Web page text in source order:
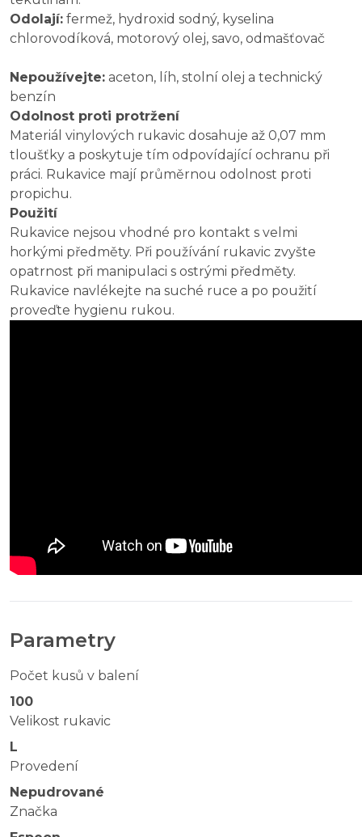
Odolají: fermež, hydroxid sodný, kyselina
chlorovodíková, motorový olej, savo, odmašťovač
Nepoužívejte: aceton, líh, stolní olej a technický
benzín
Odolnost proti protržení
Materiál vinylových rukavic dosahuje až 0,07 mm
tloušťky a poskytuje tím odpovídající ochranu při
práci. Rukavice mají průměrnou odolnost proti
propichu.
Použití
Rukavice nejsou vhodné pro kontakt s velmi
horkými předměty. Při používání rukavic zvyšte
opatrnost při manipulaci s ostrými předměty.
Rukavice navlékejte na suché ruce a po použití
proveďte hygienu rukou.
Parametry
Počet kusů v balení
100
Velikost rukavic
L
Provedení
Nepudrované
Značka